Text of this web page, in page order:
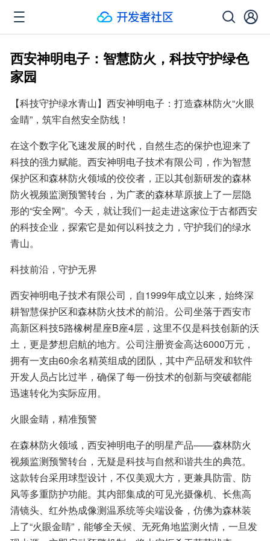
西安神明电子：智慧防火，科技守护绿色
家园
【科技守护绿水青山】西安神明电子：打造森林防火“火眼
金睛”，筑牢自然安全防线！
在这个数字化飞速发展的时代，自然生态的保护也迎来了
科技的强力赋能。西安神明电子技术有限公司，作为智慧
保护区和森林防火领域的佼佼者，正以其创新研发的森林
防火视频监测预警转台，为广袤的森林草原披上了一层隐
形的“安全网”。今天，就让我们一起走进这家位于古都西安
的科技企业，探索它是如何以科技之力，守护我们的绿水
青山。
科技前沿，守护无界
西安神明电子技术有限公司，自1999年成立以来，始终深
耕智慧保护区和森林防火技术的前沿。公司坐落于西安市
高新区科技5路橡树星座B座4层，这里不仅是科技创新的沃
土，更是梦想启航的地方。公司注册资金高达6000万元，
拥有一支由60余名精英组成的团队，其中产品研发和软件
开发人员占比过半，确保了每一份技术的创新与突破都能
迅速转化为实际应用。
火眼金睛，精准预警
在森林防火领域，西安神明电子的明星产品——森林防火
视频监测预警转台，无疑是科技与自然和谐共生的典范。
这款转台采用球型设计，不仅美观大方，更兼具防雷、防
风等多重防护功能。其内部集成的可见光摄像机、长焦高
清镜头、红外热成像测温系统等尖端设备，仿佛为森林装
上了“火眼金睛”，能够全天候、无死角地监测火情，一旦发